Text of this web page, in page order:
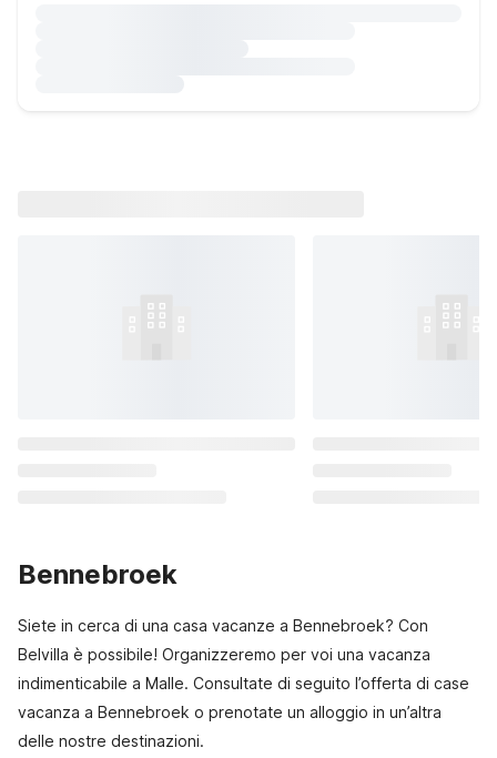
Bennebroek
Siete in cerca di una casa vacanze a Bennebroek? Con
Belvilla è possibile! Organizzeremo per voi una vacanza
indimenticabile a Malle. Consultate di seguito l’offerta di case
vacanza a Bennebroek o prenotate un alloggio in un’altra
delle nostre destinazioni.